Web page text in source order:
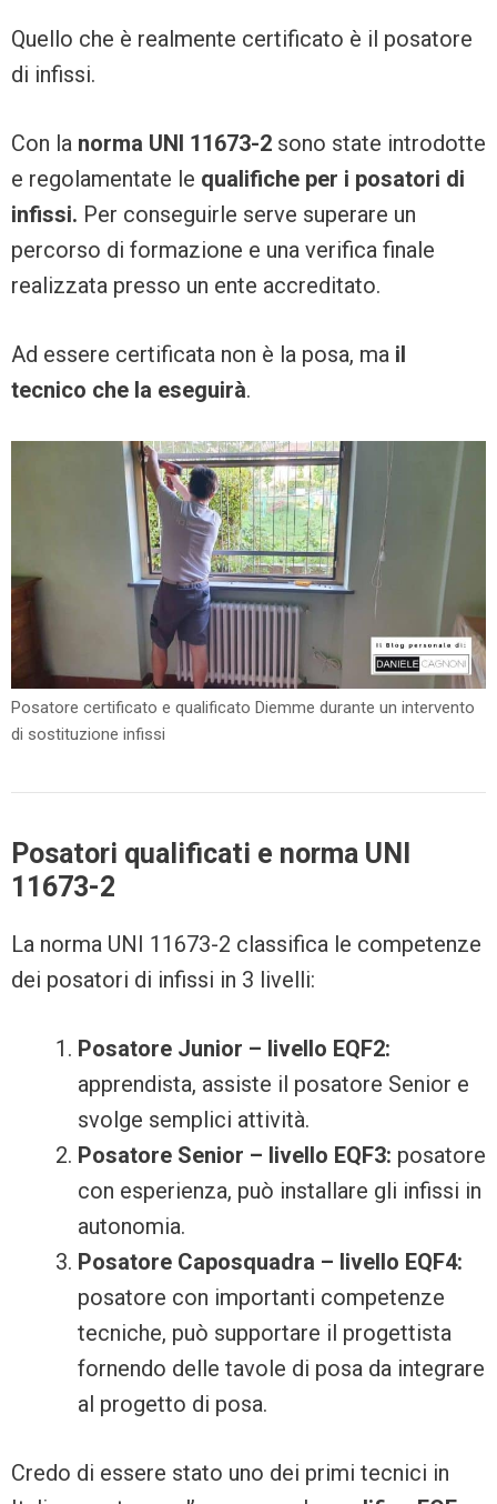
Quello che è realmente certificato è il posatore
di infissi.
Con la norma UNI 11673-2 sono state introdotte
e regolamentate le qualifiche per i posatori di
infissi. Per conseguirle serve superare un
percorso di formazione e una verifica finale
realizzata presso un ente accreditato.
Ad essere certificata non è la posa, ma il
tecnico che la eseguirà.
Posatore certificato e qualificato Diemme durante un intervento
di sostituzione infissi
Posatori qualificati e norma UNI
11673-2
La norma UNI 11673-2 classifica le competenze
dei posatori di infissi in 3 livelli:
Posatore Junior – livello EQF2:
apprendista, assiste il posatore Senior e
svolge semplici attività.
Posatore Senior – livello EQF3: posatore
con esperienza, può installare gli infissi in
autonomia.
Posatore Caposquadra – livello EQF4:
posatore con importanti competenze
tecniche, può supportare il progettista
fornendo delle tavole di posa da integrare
al progetto di posa.
Credo di essere stato uno dei primi tecnici in